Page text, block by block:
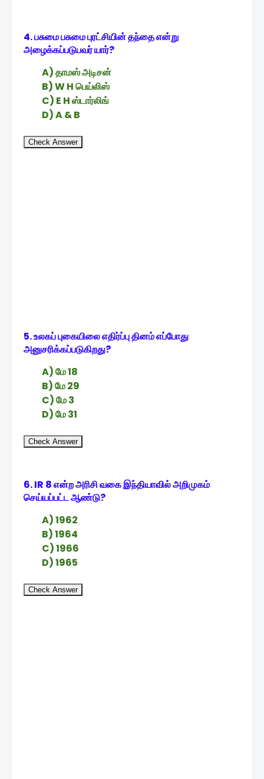
4. பசுமை பசுமை புரட்சியின் தந்தை என்று
அழைக்கப்படுபவர் யார்?
A) தாமஸ் அடிசன்
B) W H பெய்லிஸ்
C) E H ஸ்டார்லிங்
D) A & B
Check Answer
5. உலகப் புகையிலை எதிர்ப்பு தினம் எப்போது
அனுசரிக்கப்படுகிறது?
A) மே 18
B) மே 29
C) மே 3
D) மே 31
Check Answer
6. IR 8 என்ற அரிசி வகை இந்தியாவில் அறிமுகம்
செய்யப்பட்ட ஆண்டு?
A) 1962
B) 1964
C) 1966
D) 1965
Check Answer